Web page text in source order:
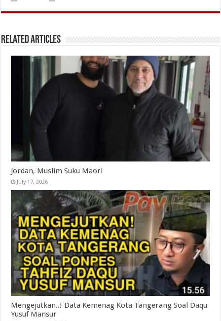
Related Articles
Jordan, Muslim Suku Maori
July 17, 2026
Mengejutkan..! Data Kemenag Kota Tangerang Soal Daqu
Yusuf Mansur